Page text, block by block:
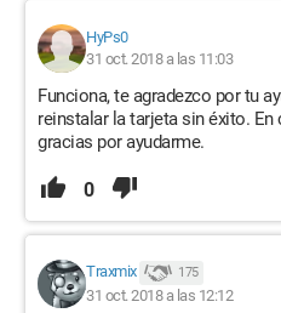
HyPs0
31 oct. 2018 a las 11:03
Funciona, te agradezco por tu
reinstalar la tarjeta sin éxito.
gracias por ayudarme.
0
Traxmix 175
31 oct. 2018 a las 12:12